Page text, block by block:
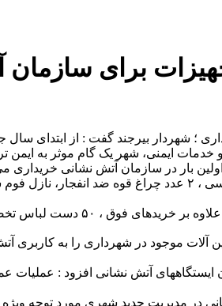
ریالی تجهیزات
ایمنی، شهر یک گام موثر به
یک دستگاه کامیون ۱۰ تن از ماشین آلات موجود
آتش نشانی افزود : عملیات
در مدیریت جدید شهری مورد توجه